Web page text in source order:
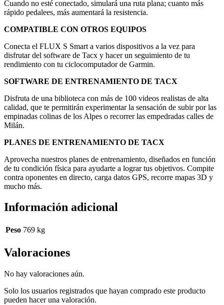
Cuando no esté conectado, simulará una ruta plana; cuanto más
rápido pedalees, más aumentará la resistencia.
COMPATIBLE CON OTROS EQUIPOS
Conecta el FLUX S Smart a varios dispositivos a la vez para
disfrutar del software de Tacx y hacer un seguimiento de tu
rendimiento con tu ciclocomputador de Garmin.
SOFTWARE DE ENTRENAMIENTO DE TACX
Disfruta de una biblioteca con más de 100 videos realistas de alta
calidad, que te permitirán experimentar la sensación de subir por las
empinadas colinas de los Alpes o recorrer las empedradas calles de
Milán.
PLANES DE ENTRENAMIENTO DE TACX
Aprovecha nuestros planes de entrenamiento, diseñados en función
de tu condición física para ayudarte a lograr tus objetivos. Compite
contra oponentes en directo, carga datos GPS, recorre mapas 3D y
mucho más.
Información adicional
Peso 769 kg
Valoraciones
No hay valoraciones aún.
Solo los usuarios registrados que hayan comprado este producto
pueden hacer una valoración.